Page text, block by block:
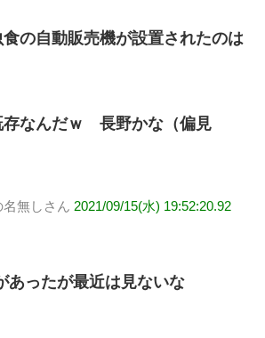
の自動販売機が設置されたのは
存なんだｗ 長野かな（偏見
名無しさん 2021/09/15(水) 19:52:20.92
あったが最近は見ないな